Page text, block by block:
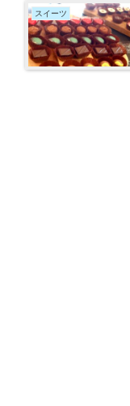
スイーツ